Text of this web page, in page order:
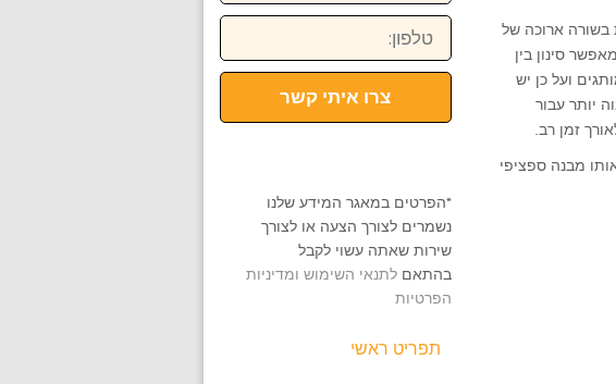
בשורה ארוכה של
סינון בין
ועל כן יש
יותר עבור
זמן רב.
מבנה ספציפי
טלפון:
צרו איתי קשר
*הפרטים במאגר המידע שלנו
נשמרים לצורך הצעה או לצורך
שירות שאתה עשוי לקבל
בהתאםלתנאי השימוש ומדיניות
הפרטיות
תפריט ראשי